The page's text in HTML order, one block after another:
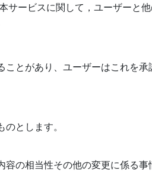
サービスに関して，ユーザーと
とがあり、ユーザーはこれを承
とします。
の相当性その他の変更に係る事